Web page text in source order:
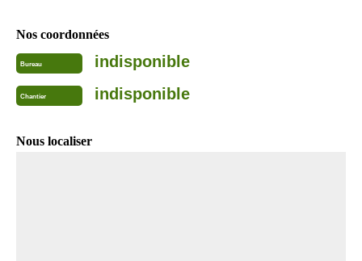
Nos coordonnées
Bureau indisponible
Chantier indisponible
Nous localiser